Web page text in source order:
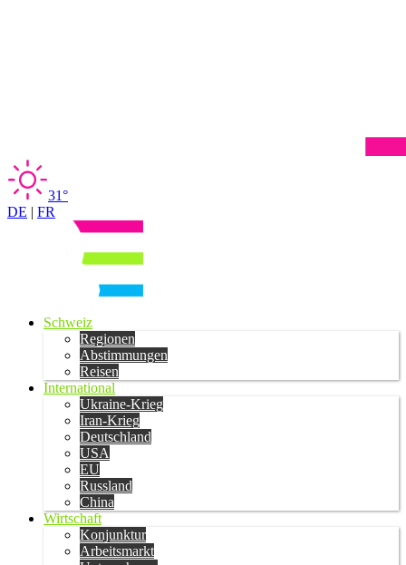
31°
DE | FR
Schweiz
Regionen
Abstimmungen
Reisen
International
Ukraine-Krieg
Iran-Krieg
Deutschland
USA
EU
Russland
China
Wirtschaft
Konjunktur
Arbeitsmarkt